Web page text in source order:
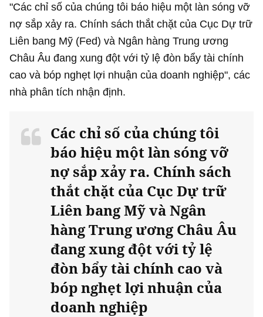
"Các chỉ số của chúng tôi báo hiệu một làn sóng vỡ
nợ sắp xảy ra. Chính sách thắt chặt của Cục Dự trữ
Liên bang Mỹ (Fed) và Ngân hàng Trung ương
Châu Âu đang xung đột với tỷ lệ đòn bẩy tài chính
cao và bóp nghẹt lợi nhuận của doanh nghiệp", các
nhà phân tích nhận định.
Các chỉ số của chúng tôi
báo hiệu một làn sóng vỡ
nợ sắp xảy ra. Chính sách
thắt chặt của Cục Dự trữ
Liên bang Mỹ và Ngân
hàng Trung ương Châu Âu
đang xung đột với tỷ lệ
đòn bẩy tài chính cao và
bóp nghẹt lợi nhuận của
doanh nghiệp